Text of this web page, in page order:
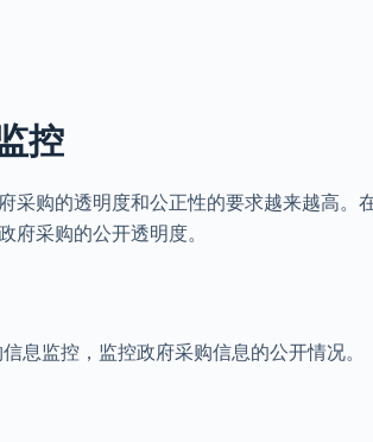
控
采购的透明度和公正性的要求越来越高。
府采购的公开透明度。
息监控，监控政府采购信息的公开情况。